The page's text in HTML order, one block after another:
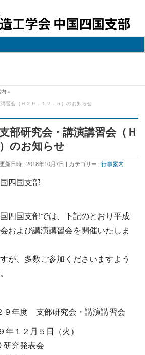
»
習会（Ｈ２９．１２．５）のお知らせ
部研究会・講演講習会（Ｈ
のお知らせ
新日時 : 2018年10月7日 カテゴリー :行事案内
四国支部
四国支部では、下記のとおり平成
および講演講習会を開催いたしま
が、多数ご参加くださいますよう
年度 支部研究会・講演講習会
１２月５日（火）
究発表会